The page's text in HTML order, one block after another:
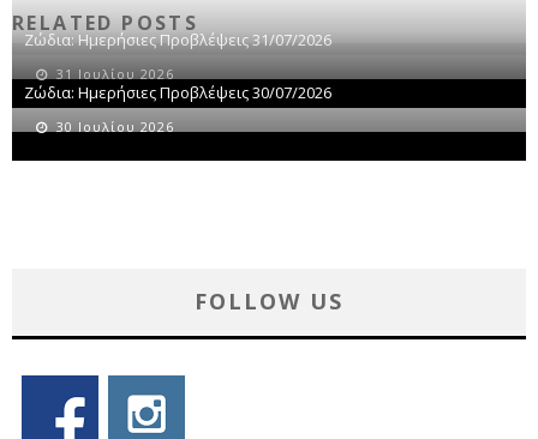
RELATED POSTS
Ζώδια: Ημερήσιες Προβλέψεις 31/07/2026
31 Ιουλίου 2026
Ζώδια: Ημερήσιες Προβλέψεις 30/07/2026
30 Ιουλίου 2026
FOLLOW US